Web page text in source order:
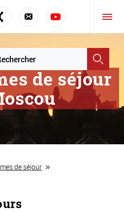
de séjour
de séjour